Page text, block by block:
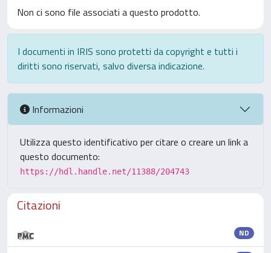
Non ci sono file associati a questo prodotto.
I documenti in IRIS sono protetti da copyright e tutti i
diritti sono riservati, salvo diversa indicazione.
Informazioni
Utilizza questo identificativo per citare o creare un link a
questo documento:
https://hdl.handle.net/11388/204743
Citazioni
ND